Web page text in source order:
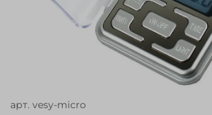
арт. vesy-micro